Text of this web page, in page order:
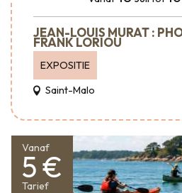
JEAN-LOUIS MURAT :
FRANK LORIOU
EXPOSITIE
Saint-Malo
Vanaf
5 €
Tarief